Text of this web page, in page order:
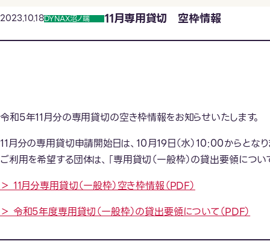
11月専用貸切 空枠情報
2023.10.18DYNAX沼ノ端
令和5年11月分の専用貸切の空き枠情報をお知らせいたします。
11月分の専用貸切申請開始日は、10月19日（水）10:00からとなり
ご利用を希望する団体は、「専用貸切（一般枠）の貸出要領につ
＞ 11月分専用貸切（一般枠）空き枠情報（PDF）
＞ 令和5年度専用貸切（一般枠）の貸出要領について（PDF）